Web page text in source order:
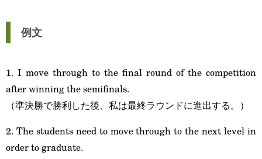
例文
1. I move through to the final round of the competition
after winning the semifinals.
（準決勝で勝利した後、私は最終ラウンドに進出する。）
2. The students need to move through to the next level in
order to graduate.